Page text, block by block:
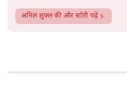
अनिल शुक्लकी और स्टोरी पढ़ें